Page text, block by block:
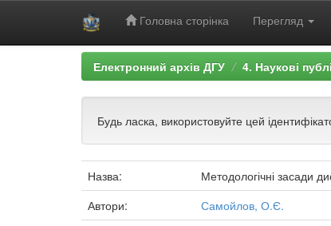
Головна сторінка Перегляд
Електронний архів ДГУ 4. Наукові
Будь ласка, використовуйте цей
Назва:
Методологічні засади
Автори:
Самойлов, О.Є.